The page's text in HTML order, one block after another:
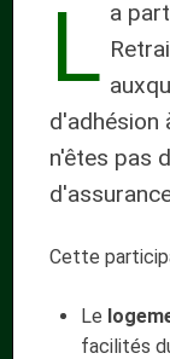
L a
d'adhésion
n'êtes pas
Cette
Le
facilités